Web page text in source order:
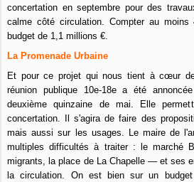
concertation en septembre pour des
calme côté circulation. Compter au
budget de 1,1 millions €.
La Promenade Urbaine
Et pour ce projet qui nous tient à cœur
réunion publique 10e-18e a été
deuxième quinzaine de mai. Elle
concertation. Il s'agira de faire des
mais aussi sur les usages. Le maire de
multiples difficultés à traiter : le marché
migrants, la place de La Chapelle — et ses
la circulation. On est bien sur un